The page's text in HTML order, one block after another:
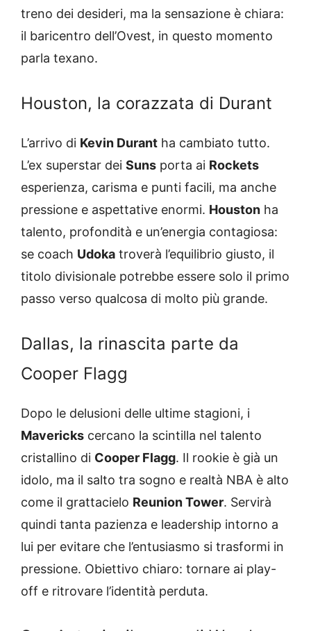
treno dei desideri, ma la sensazione è chiara:
il baricentro dell’Ovest, in questo momento
parla texano.
Houston, la corazzata di Durant
L’arrivo di Kevin Durant ha cambiato tutto.
L’ex superstar dei Suns porta ai Rockets
esperienza, carisma e punti facili, ma anche
pressione e aspettative enormi. Houston ha
talento, profondità e un’energia contagiosa:
se coach Udoka troverà l’equilibrio giusto, il
titolo divisionale potrebbe essere solo il primo
passo verso qualcosa di molto più grande.
Dallas, la rinascita parte da
Cooper Flagg
Dopo le delusioni delle ultime stagioni, i
Mavericks cercano la scintilla nel talento
cristallino di Cooper Flagg. Il rookie è già un
idolo, ma il salto tra sogno e realtà NBA è alto
come il grattacielo Reunion Tower. Servirà
quindi tanta pazienza e leadership intorno a
lui per evitare che l’entusiasmo si trasformi in
pressione. Obiettivo chiaro: tornare ai play-
off e ritrovare l’identità perduta.